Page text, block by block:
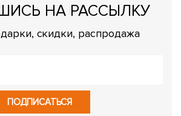
НА РАССЫЛКУ
скидки, распродажа
ПОДПИСАТЬСЯ